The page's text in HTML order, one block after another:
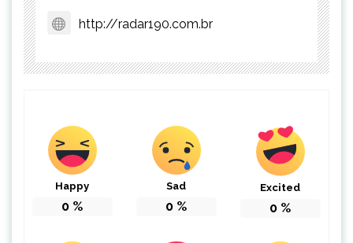
http://radar190.com.br
Happy
0 %
Sad
0 %
Excited
0 %